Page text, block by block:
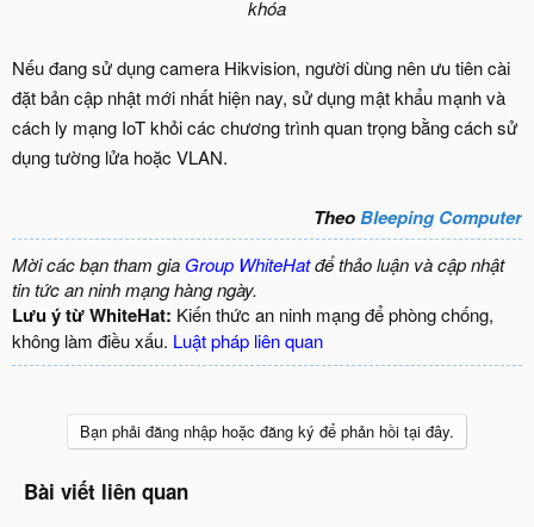
khóa
Nếu đang sử dụng camera Hikvision, người dùng nên ưu tiên cài
đặt bản cập nhật mới nhất hiện nay, sử dụng mật khẩu mạnh và
cách ly mạng IoT khỏi các chương trình quan trọng bằng cách sử
dụng tường lửa hoặc VLAN.
TheoBleeping Computer
Mời các bạn tham gia Group WhiteHatđể thảo luận và cập nhật
tin tức an ninh mạng hàng ngày.
Lưu ý từ WhiteHat: Kiến thức an ninh mạng để phòng chống,
không làm điều xấu. Luật pháp liên quan
Bạn phải đăng nhập hoặc đăng ký để phản hồi tại đây.
Bài viết liên quan